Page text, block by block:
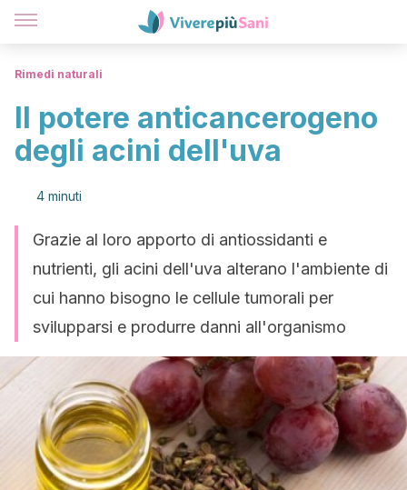
Rimedi naturali
Il potere anticancerogeno
degli acini dell'uva
4 minuti
Grazie al loro apporto di antiossidanti e
nutrienti, gli acini dell'uva alterano l'ambiente di
cui hanno bisogno le cellule tumorali per
svilupparsi e produrre danni all'organismo